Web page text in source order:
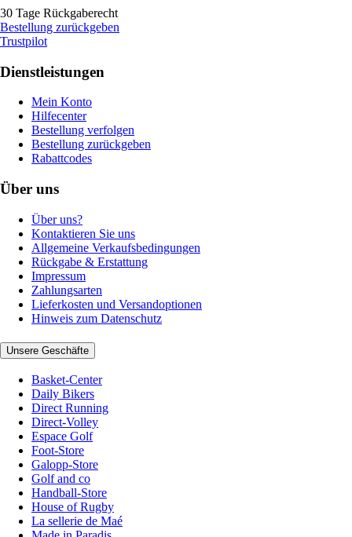
30 Tage Rückgaberecht
Bestellung zurückgeben
Trustpilot
Dienstleistungen
Mein Konto
Hilfecenter
Bestellung verfolgen
Bestellung zurückgeben
Rabattcodes
Über uns
Über uns?
Kontaktieren Sie uns
Allgemeine Verkaufsbedingungen
Rückgabe & Erstattung
Impressum
Zahlungsarten
Lieferkosten und Versandoptionen
Hinweis zum Datenschutz
Unsere Geschäfte
Basket-Center
Daily Bikers
Direct Running
Direct-Volley
Espace Golf
Foot-Store
Galopp-Store
Golf and co
Handball-Store
House of Rugby
La sellerie de Maé